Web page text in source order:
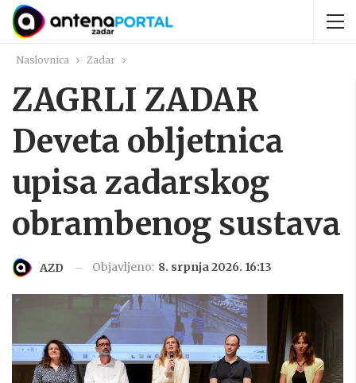
Naslovnica Zadar
ZAGRLI ZADAR
Deveta obljetnica
upisa zadarskog
obrambenog sustava
AZD Objavljeno: 8. srpnja 2026. 16:13